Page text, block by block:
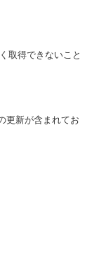
取得できないこと
更新が含まれてお